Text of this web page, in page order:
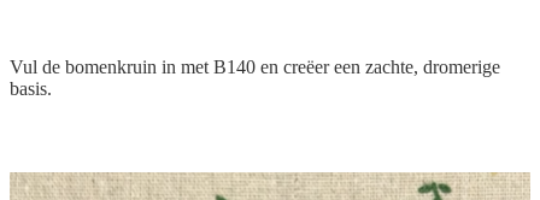
Vul de bomenkruin in met B140 en creëer een zachte, dromerige
basis.